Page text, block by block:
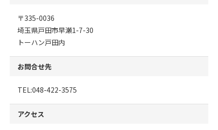
〒335-0036
埼玉県戸田市早瀬1-7-30
トーハン戸田内
お問合せ先
TEL:048-422-3575
アクセス